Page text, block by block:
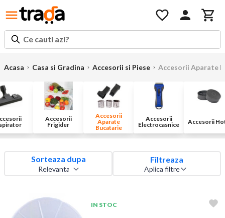
Ce cauti azi?
Acasa Casa si Gradina Accesorii si Piese Accesorii Aparate
Accesorii
Frigider
Accesorii
Aparate
Bucatarie
Accesorii
Electrocasnice
Accesorii
Sorteaza dupa Filtreaza
Aplica filtre
IN STOC